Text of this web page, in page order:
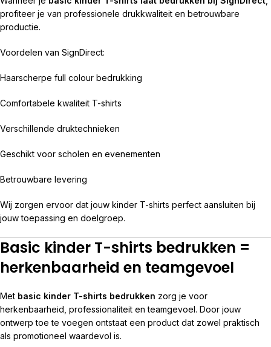
profiteer je van professionele drukkwaliteit en betrouwbare
productie.
Voordelen van SignDirect:
Haarscherpe full colour bedrukking
Comfortabele kwaliteit T-shirts
Verschillende druktechnieken
Geschikt voor scholen en evenementen
Betrouwbare levering
Wij zorgen ervoor dat jouw kinder T-shirts perfect aansluiten bij
jouw toepassing en doelgroep.
Basic kinder T-shirts bedrukken =
herkenbaarheid en teamgevoel
Met basic kinder T-shirts bedrukken zorg je voor
herkenbaarheid, professionaliteit en teamgevoel. Door jouw
ontwerp toe te voegen ontstaat een product dat zowel praktisch
als promotioneel waardevol is.